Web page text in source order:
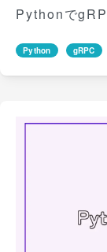
Pythonで
Python gRPC